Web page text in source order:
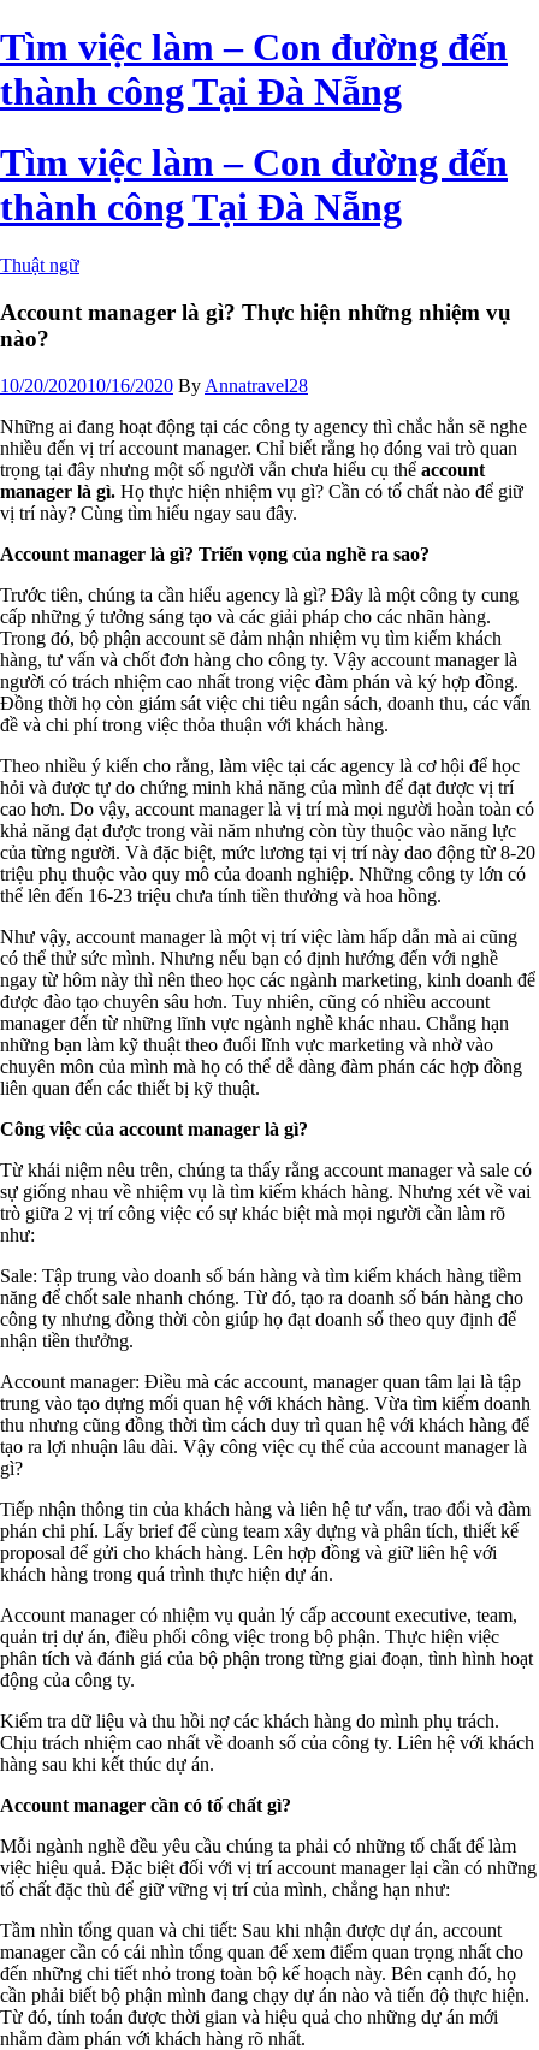
Skip
to
the
content
Tìm việc làm – Con đường đến
thành công Tại Đà Nẵng
Tìm việc làm – Con đường đến
thành công Tại Đà Nẵng
Thuật ngữ
Account manager là gì? Thực hiện những nhiệm vụ
nào?
10/20/202010/16/2020 By Annatravel28
Những ai đang hoạt động tại các công ty agency thì chắc hẳn sẽ nghe
nhiều đến vị trí account manager. Chỉ biết rằng họ đóng vai trò quan
trọng tại đây nhưng một số người vẫn chưa hiểu cụ thể account
manager là gì. Họ thực hiện nhiệm vụ gì? Cần có tố chất nào để giữ
vị trí này? Cùng tìm hiểu ngay sau đây.
Account manager là gì? Triển vọng của nghề ra sao?
Trước tiên, chúng ta cần hiểu agency là gì? Đây là một công ty cung
cấp những ý tưởng sáng tạo và các giải pháp cho các nhãn hàng.
Trong đó, bộ phận account sẽ đảm nhận nhiệm vụ tìm kiếm khách
hàng, tư vấn và chốt đơn hàng cho công ty. Vậy account manager là
người có trách nhiệm cao nhất trong việc đàm phán và ký hợp đồng.
Đồng thời họ còn giám sát việc chi tiêu ngân sách, doanh thu, các vấn
đề và chi phí trong việc thỏa thuận với khách hàng.
Theo nhiều ý kiến cho rằng, làm việc tại các agency là cơ hội để học
hỏi và được tự do chứng minh khả năng của mình để đạt được vị trí
cao hơn. Do vậy, account manager là vị trí mà mọi người hoàn toàn có
khả năng đạt được trong vài năm nhưng còn tùy thuộc vào năng lực
của từng người. Và đặc biệt, mức lương tại vị trí này dao động từ 8-20
triệu phụ thuộc vào quy mô của doanh nghiệp. Những công ty lớn có
thể lên đến 16-23 triệu chưa tính tiền thưởng và hoa hồng.
Như vậy, account manager là một vị trí việc làm hấp dẫn mà ai cũng
có thể thử sức mình. Nhưng nếu bạn có định hướng đến với nghề
ngay từ hôm này thì nên theo học các ngành marketing, kinh doanh để
được đào tạo chuyên sâu hơn. Tuy nhiên, cũng có nhiều account
manager đến từ những lĩnh vực ngành nghề khác nhau. Chẳng hạn
những bạn làm kỹ thuật theo đuổi lĩnh vực marketing và nhờ vào
chuyên môn của mình mà họ có thể dễ dàng đàm phán các hợp đồng
liên quan đến các thiết bị kỹ thuật.
Công việc của account manager là gì?
Từ khái niệm nêu trên, chúng ta thấy rằng account manager và sale có
sự giống nhau về nhiệm vụ là tìm kiếm khách hàng. Nhưng xét về vai
trò giữa 2 vị trí công việc có sự khác biệt mà mọi người cần làm rõ
như:
Sale: Tập trung vào doanh số bán hàng và tìm kiếm khách hàng tiềm
năng để chốt sale nhanh chóng. Từ đó, tạo ra doanh số bán hàng cho
công ty nhưng đồng thời còn giúp họ đạt doanh số theo quy định để
nhận tiền thưởng.
Account manager: Điều mà các account, manager quan tâm lại là tập
trung vào tạo dựng mối quan hệ với khách hàng. Vừa tìm kiếm doanh
thu nhưng cũng đồng thời tìm cách duy trì quan hệ với khách hàng để
tạo ra lợi nhuận lâu dài. Vậy công việc cụ thể của account manager là
gì?
Tiếp nhận thông tin của khách hàng và liên hệ tư vấn, trao đổi và đàm
phán chi phí. Lấy brief để cùng team xây dựng và phân tích, thiết kế
proposal để gửi cho khách hàng. Lên hợp đồng và giữ liên hệ với
khách hàng trong quá trình thực hiện dự án.
Account manager có nhiệm vụ quản lý cấp account executive, team,
quản trị dự án, điều phối công việc trong bộ phận. Thực hiện việc
phân tích và đánh giá của bộ phận trong từng giai đoạn, tình hình hoạt
động của công ty.
Kiểm tra dữ liệu và thu hồi nợ các khách hàng do mình phụ trách.
Chịu trách nhiệm cao nhất về doanh số của công ty. Liên hệ với khách
hàng sau khi kết thúc dự án.
Account manager cần có tố chất gì?
Mỗi ngành nghề đều yêu cầu chúng ta phải có những tố chất để làm
việc hiệu quả. Đặc biệt đối với vị trí account manager lại cần có những
tố chất đặc thù để giữ vững vị trí của mình, chẳng hạn như:
Tầm nhìn tổng quan và chi tiết: Sau khi nhận được dự án, account
manager cần có cái nhìn tổng quan để xem điểm quan trọng nhất cho
đến những chi tiết nhỏ trong toàn bộ kế hoạch này. Bên cạnh đó, họ
cần phải biết bộ phận mình đang chạy dự án nào và tiến độ thực hiện.
Từ đó, tính toán được thời gian và hiệu quả cho những dự án mới
nhằm đàm phán với khách hàng rõ nhất.